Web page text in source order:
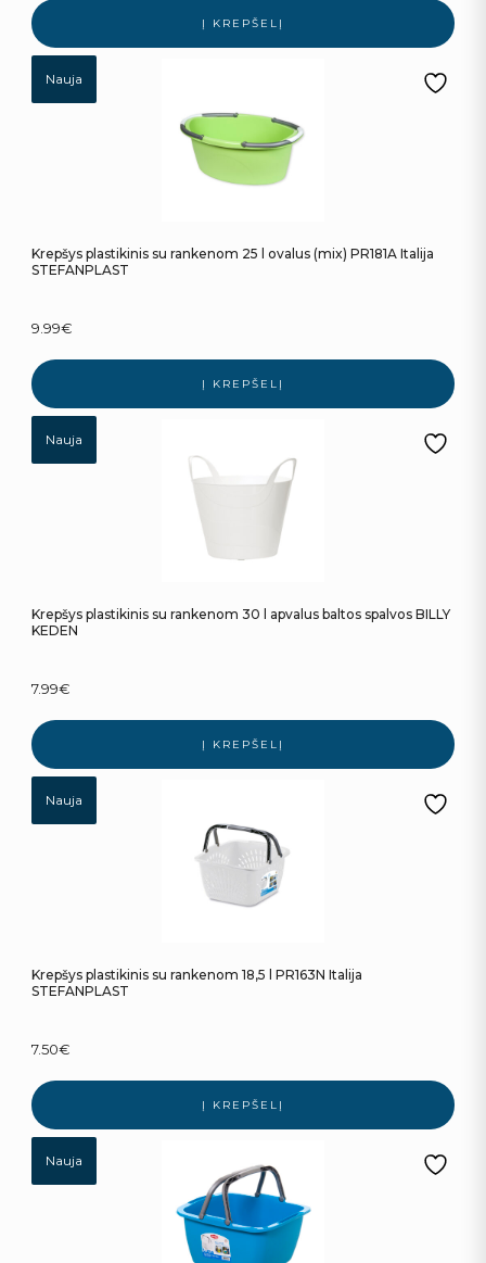
Į KREPŠELĮ
Nauja
Krepšys plastikinis su rankenom 25 l ovalus (mix) PR181A Italija
STEFANPLAST
9.99€
Į KREPŠELĮ
Nauja
Krepšys plastikinis su rankenom 30 l apvalus baltos spalvos BILLY
KEDEN
7.99€
Į KREPŠELĮ
Nauja
Krepšys plastikinis su rankenom 18,5 l PR163N Italija
STEFANPLAST
7.50€
Į KREPŠELĮ
Nauja